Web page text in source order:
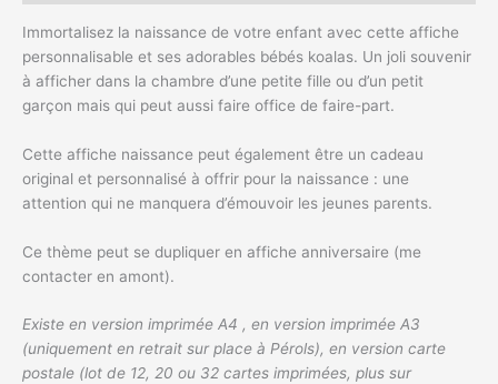
Immortalisez la naissance de votre enfant avec cette affiche
personnalisable et ses adorables bébés koalas. Un joli souvenir
à afficher dans la chambre d’une petite fille ou d’un petit
garçon mais qui peut aussi faire office de faire-part.
Cette affiche naissance peut également être un cadeau
original et personnalisé à offrir pour la naissance : une
attention qui ne manquera d’émouvoir les jeunes parents.
Ce thème peut se dupliquer en affiche anniversaire (me
contacter en amont).
Existe en version imprimée A4 , en version imprimée A3
(uniquement en retrait sur place à Pérols), en version carte
postale (lot de 12, 20 ou 32 cartes imprimées, plus sur